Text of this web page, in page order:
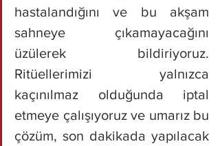
hastalandığını ve bu akşam
sahneye çıkamayacağını
üzülerek bildiriyoruz.
Ritüellerimizi yalnızca
kaçınılmaz olduğunda iptal
etmeye çalışıyoruz ve umarız bu
çözüm, son dakikada yapılacak